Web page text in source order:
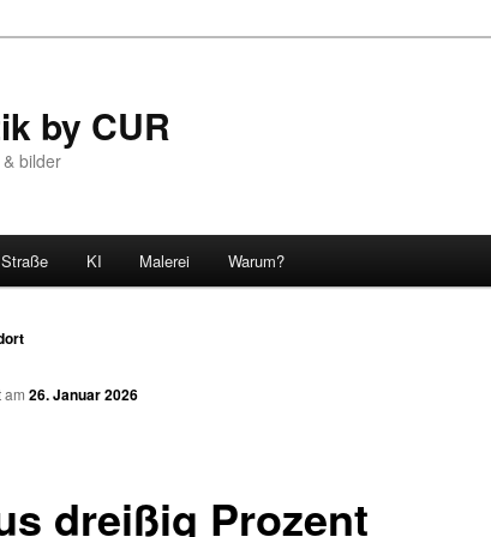
by CUR
bilder
Straße KI Malerei Warum?
dreißig Prozent
am26. Januar 2026